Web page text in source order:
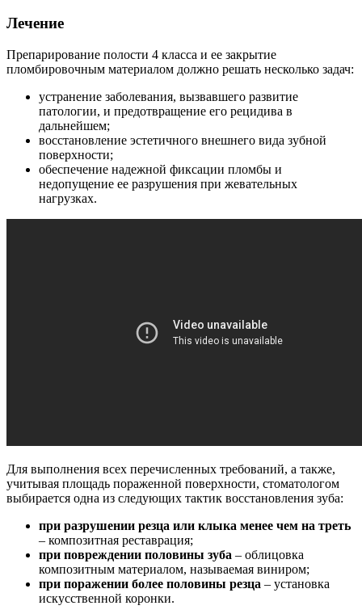
Лечение
Препарирование полости 4 класса и ее закрытие
пломбировочным материалом должно решать несколько задач:
устранение заболевания, вызвавшего развитие
патологии, и предотвращение его рецидива в
дальнейшем;
восстановление эстетичного внешнего вида зубной
поверхности;
обеспечение надежной фиксации пломбы и
недопущение ее разрушения при жевательных
нагрузках.
Для выполнения всех перечисленных требований, а также,
учитывая площадь пораженной поверхности, стоматологом
выбирается одна из следующих тактик восстановления зуба:
при разрушении резца или клыка менее чем на треть
– композитная реставрация;
при повреждении половины зуба – облицовка
композитным материалом, называемая виниром;
при поражении более половины резца – установка
искусственной коронки.